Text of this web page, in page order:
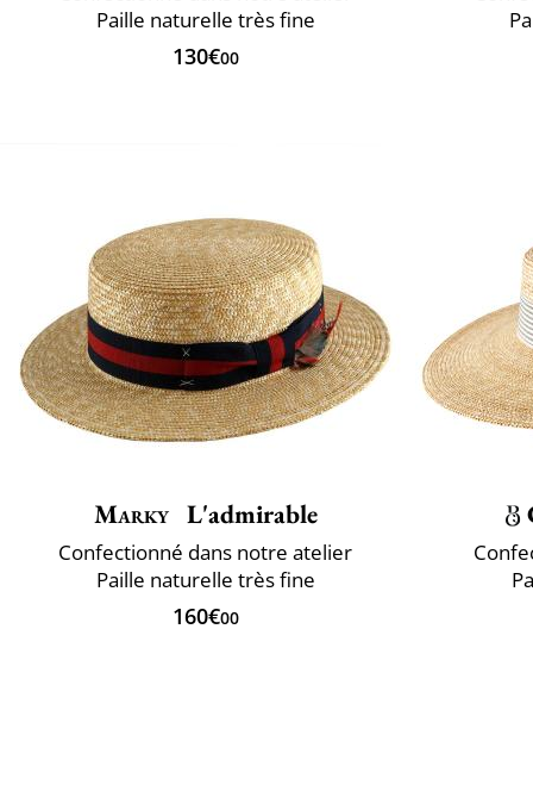
Paille naturelle très fine
130€00
Marky L'admirable
Confectionné dans notre atelier
Paille naturelle très fine
160€00